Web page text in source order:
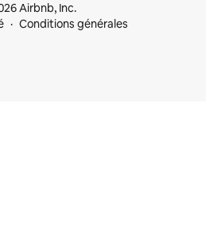
Airbnb, Inc.
Conditions générales